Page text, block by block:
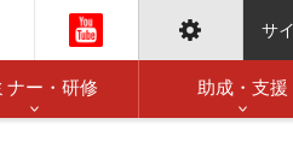
サ
ナー・研修 助成・支援